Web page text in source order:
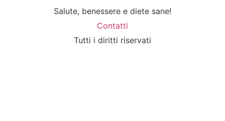
Salute, benessere e diete sane!
Contatti
Tutti i diritti riservati